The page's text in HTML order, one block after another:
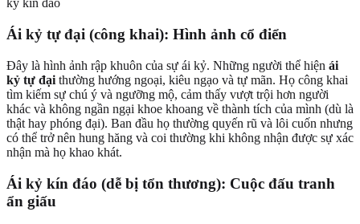
Ái kỷ tự đại (công khai): Hình ảnh cổ điển
Đây là hình ảnh rập khuôn của sự ái kỷ. Những người thể hiện ái
kỷ tự đại thường hướng ngoại, kiêu ngạo và tự mãn. Họ công khai
tìm kiếm sự chú ý và ngưỡng mộ, cảm thấy vượt trội hơn người
khác và không ngần ngại khoe khoang về thành tích của mình (dù là
thật hay phóng đại). Ban đầu họ thường quyến rũ và lôi cuốn nhưng
có thể trở nên hung hăng và coi thường khi không nhận được sự xác
nhận mà họ khao khát.
Ái kỷ kín đáo (dễ bị tổn thương): Cuộc đấu tranh
ẩn giấu